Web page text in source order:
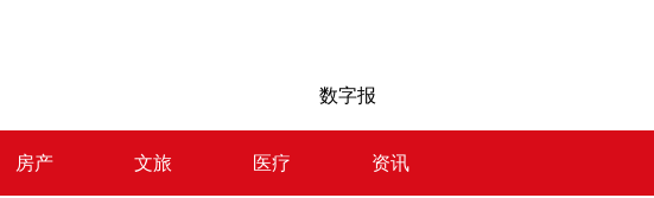
数字报
房产 文旅 医疗 资讯